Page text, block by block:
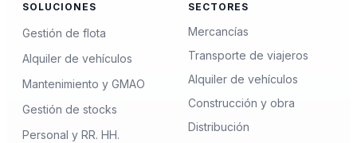
SOLUCIONES
Gestión de flota
Alquiler de vehículos
Mantenimiento y GMAO
Gestión de stocks
Personal y RR. HH.
SECTORES
Mercancías
Transporte de viajeros
Alquiler de vehículos
Construcción y obra
Distribución